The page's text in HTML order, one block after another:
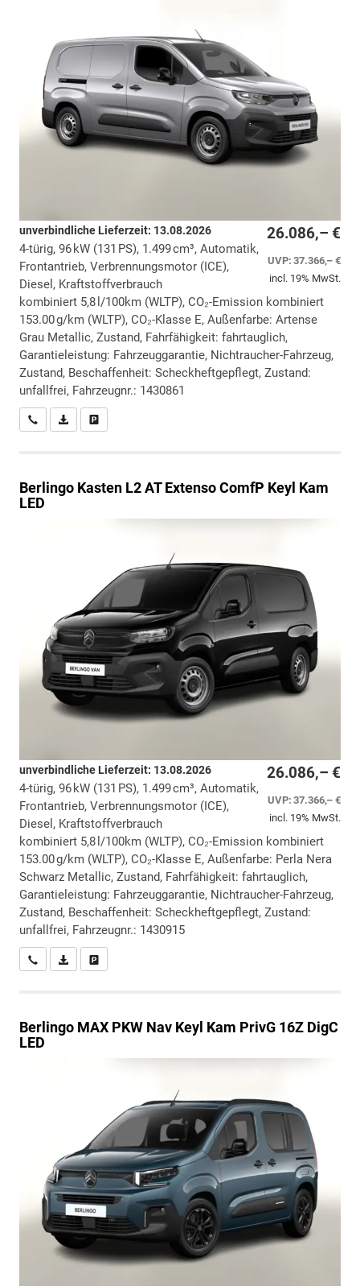
26.086,– €
UVP:37.366,– €
incl. 19% MwSt.
unverbindliche Lieferzeit: 13.08.2026
4-türig, 96 kW (131 PS), 1.499 cm³, Automatik,
Frontantrieb, Verbrennungsmotor (ICE),
Diesel, Kraftstoffverbrauch
kombiniert 5,8 l/100km (WLTP), CO₂-Emission kombiniert
153.00 g/km (WLTP), CO₂-Klasse E, Außenfarbe: Artense
Grau Metallic, Zustand, Fahrfähigkeit: fahrtauglich,
Garantieleistung: Fahrzeuggarantie, Nichtraucher-Fahrzeug,
Zustand, Beschaffenheit: Scheckheftgepflegt, Zustand:
unfallfrei, Fahrzeugnr.: 1430861
Wir rufen Sie anPDF-Datei, Fahrzeugexposé drucken
Berlingo Kasten L2 AT Extenso ComfP Keyl Kam
LED
26.086,– €
UVP:37.366,– €
incl. 19% MwSt.
unverbindliche Lieferzeit: 13.08.2026
4-türig, 96 kW (131 PS), 1.499 cm³, Automatik,
Frontantrieb, Verbrennungsmotor (ICE),
Diesel, Kraftstoffverbrauch
kombiniert 5,8 l/100km (WLTP), CO₂-Emission kombiniert
153.00 g/km (WLTP), CO₂-Klasse E, Außenfarbe: Perla Nera
Schwarz Metallic, Zustand, Fahrfähigkeit: fahrtauglich,
Garantieleistung: Fahrzeuggarantie, Nichtraucher-Fahrzeug,
Zustand, Beschaffenheit: Scheckheftgepflegt, Zustand:
unfallfrei, Fahrzeugnr.: 1430915
Wir rufen Sie anPDF-Datei, Fahrzeugexposé drucken
Berlingo MAX PKW Nav Keyl Kam PrivG 16Z DigC
LED